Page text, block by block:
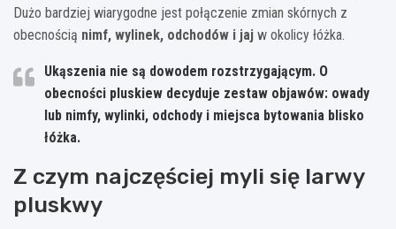
Dużo bardziej wiarygodne jest połączenie zmian skórnych z
obecnością nimf, wylinek, odchodów i jaj w okolicy łóżka.
Ukąszenia nie są dowodem rozstrzygającym. O
obecności pluskiew decyduje zestaw objawów: owady
lub nimfy, wylinki, odchody i miejsca bytowania blisko
łóżka.
Z czym najczęściej myli się larwy
pluskwy